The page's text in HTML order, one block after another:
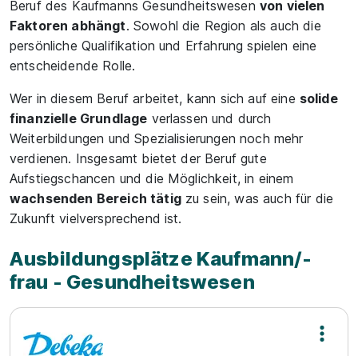
Beruf des Kaufmanns Gesundheitswesen von vielen
Faktoren abhängt. Sowohl die Region als auch die
persönliche Qualifikation und Erfahrung spielen eine
entscheidende Rolle.
Wer in diesem Beruf arbeitet, kann sich auf eine solide
finanzielle Grundlage verlassen und durch
Weiterbildungen und Spezialisierungen noch mehr
verdienen. Insgesamt bietet der Beruf gute
Aufstiegschancen und die Möglichkeit, in einem
wachsenden Bereich tätigzu sein, was auch für die
Zukunft vielversprechend ist.
Ausbildungsplätze Kaufmann/-
frau - Gesundheitswesen